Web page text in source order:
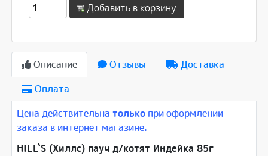
Добавить в корзину
Описание Отзывы
Доставка
Оплата
Цена действительнатолько при оформлении
заказа в интернет магазине.
HILL`S (Хиллс) пауч д/котят Индейка 85г